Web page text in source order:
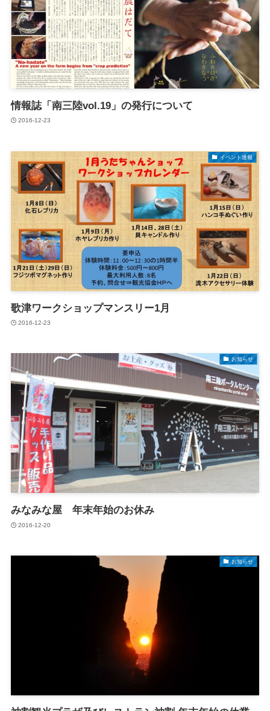
情報誌「南三陸vol.19」の発行について
2016-12-23
イベント速報
歌津ワークショップマンスリー1月
2016-12-23
お知らせ
みなみな屋 年末年始のお休み
2016-12-20
お知らせ